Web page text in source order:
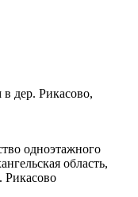
дер. Рикасово,
одноэтажного
область,